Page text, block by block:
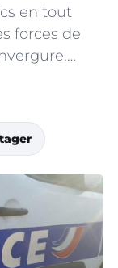
en tout
forces de